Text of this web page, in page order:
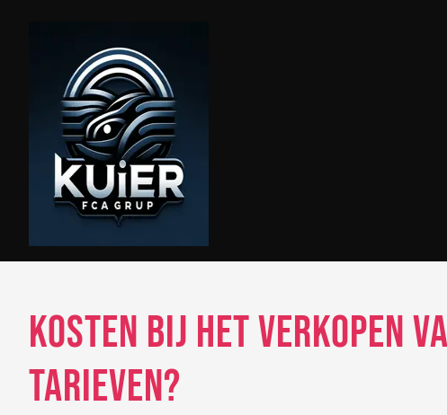
Kosten bij het verkopen
tarieven?